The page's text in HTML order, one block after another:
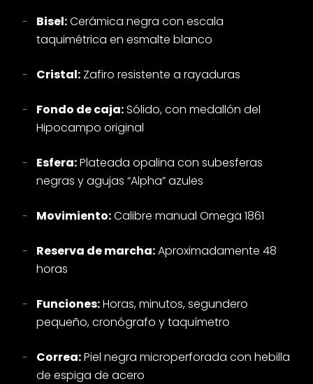
Bisel:Cerámica negra con escala
taquimétrica en esmalte blanco
Cristal: Zafiro resistente a rayaduras
Fondo de caja:Sólido, con medallón del
Hipocampo original
Esfera:Plateada opalina con subesferas
negras y agujas “Alpha” azules
Movimiento:Calibre manual Omega 1861
Reserva de marcha:Aproximadamente 48
horas
Funciones:Horas, minutos, segundero
pequeño, cronógrafo y taquímetro
Correa:Piel negra microperforada con hebilla
de espiga de acero